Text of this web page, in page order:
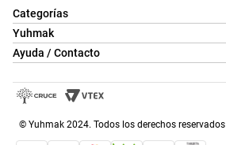
Categorías
Yuhmak
Ayuda / Contacto
© Yuhmak 2024. Todos los derechos reservados